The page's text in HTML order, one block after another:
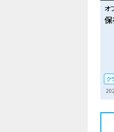
オ
保
ク